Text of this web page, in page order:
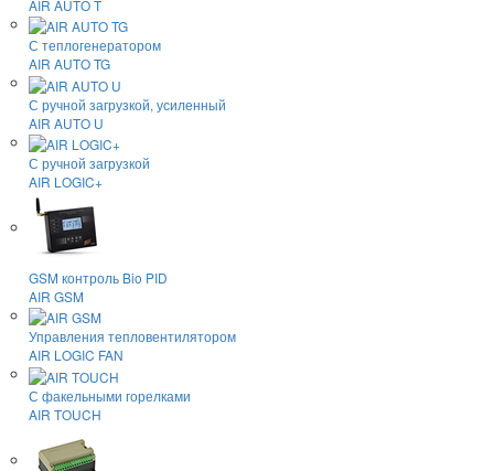
AIR AUTO T
С теплогенератором
AIR AUTO TG
С ручной загрузкой, усиленный
AIR AUTO U
С ручной загрузкой
AIR LOGIC+
GSM контроль Bio PID
AIR GSM
Управления тепловентилятором
AIR LOGIC FAN
С факельными горелками
AIR TOUCH